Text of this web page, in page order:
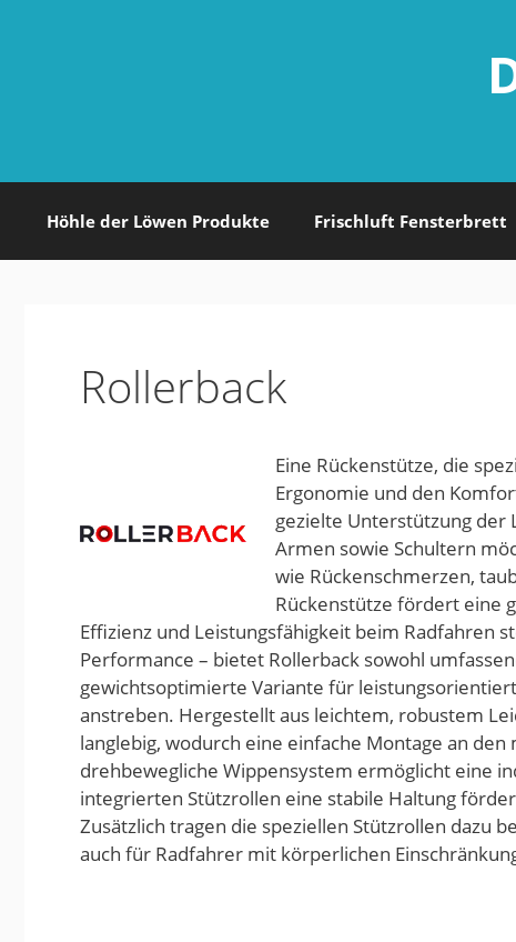
Höhle der Löwen Produkte Frischluft Fensterbrett
Rollerback
Eine Rückenstütze, die
Ergonomie und den
gezielte Unterstützung der
Armen sowie Schultern
wie Rückenschmerzen,
Rückenstütze fördert eine
Effizienz und Leistungsfähigkeit beim Radfahren
Performance – bietet Rollerback sowohl
gewichtsoptimierte Variante für
anstreben. Hergestellt aus leichtem, robustem
langlebig, wodurch eine einfache Montage an
drehbewegliche Wippensystem ermöglicht eine
integrierten Stützrollen eine stabile Haltung
Zusätzlich tragen die speziellen Stützrollen dazu
auch für Radfahrer mit körperlichen